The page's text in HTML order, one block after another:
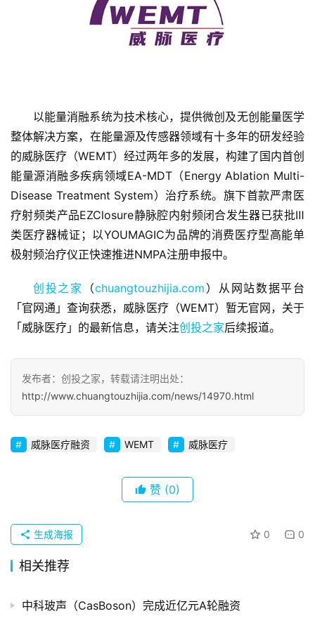
页
融
资
报
道
商
察
创
企
业
品
牌
并
购
重
组
公
投稿
以能量消融系统为技术核心，提供微创及无创能量医学
整体解决方案，在能量源及传感器领域有十多年的研发经验
的威脉医疗（WEMT）经过两年多的发展，构建了国内首创
能量源消融多疾病领域EA-MDT（Energy Ablation Multi-
Disease Treatment System）治疗系统。旗下首款严肃医
疗射频类产品EZClosure静脉腔内射频闭合发生器已获批Ⅲ
类医疗器械证；以YOUMAGIC为品牌的消费医疗型高能单
极射频治疗仪正快速推进NMPA注册申报中。
创投之家 （chuangtouzhijia.com ）从网站数据平台
「官网通」查询获悉，威脉医疗（WEMT）暂无官网，关于
「威脉医疗」的最新信息，请关注创投之家后续报道。
发布者：创投之家，转载请注明出处：
http://www.chuangtouzhijia.com/news/14970.html
威脉医疗融资 WEMT 威脉医疗
赞 (0)
0 0
生成海报
相关推荐
中科玻声（CasBoson）完成近亿元A轮融资